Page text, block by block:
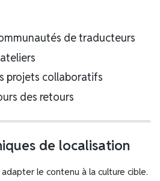
de traducteurs
projets collaboratifs
des retours
de localisation
le contenu à la culture cible.